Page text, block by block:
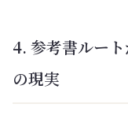
4. 参考書ルート
の現実